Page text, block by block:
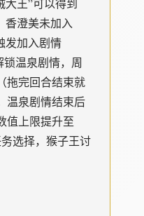
大王”可以得到
香澄美未加入
发加入剧情
锁温泉剧情，周
拖完回合结束就
温泉剧情结束后
值上限提升至
选择，猴子王讨